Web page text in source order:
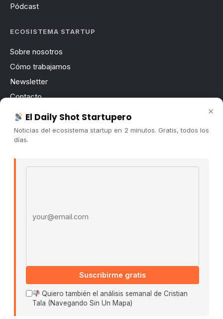
Pódcast
ECOSISTEMA STARTUP
Sobre nosotros
Cómo trabajamos
Newsletter
Contacto
Publicidad
Convocatorias
×
El Daily Shot Startupero
Noticias del ecosistema startup en 2 minutos. Gratis, todos los
días.
Suscribirme gratis
Quiero también el análisis semanal de Cristian
Tala (Navegando Sin Un Mapa)
Buscar: